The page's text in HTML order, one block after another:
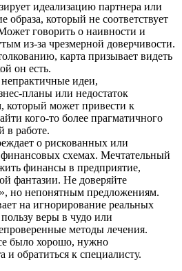
идеализацию партнера или
образа, который не соответствует
говорить о наивности и
из-за чрезмерной доверчивости.
карта призывает видеть
он есть.
непрактичные идеи,
планы или недостаток
который может привести к
кого-то более прагматичного
в работе.
о рискованных или
схемах. Мечтательный
финансы в предприятие,
фантазии. Не доверяйте
но непонятным предложениям.
на игнорирование реальных
веры в чудо или
методы лечения.
было хорошо, нужно
и обратиться к специалисту.